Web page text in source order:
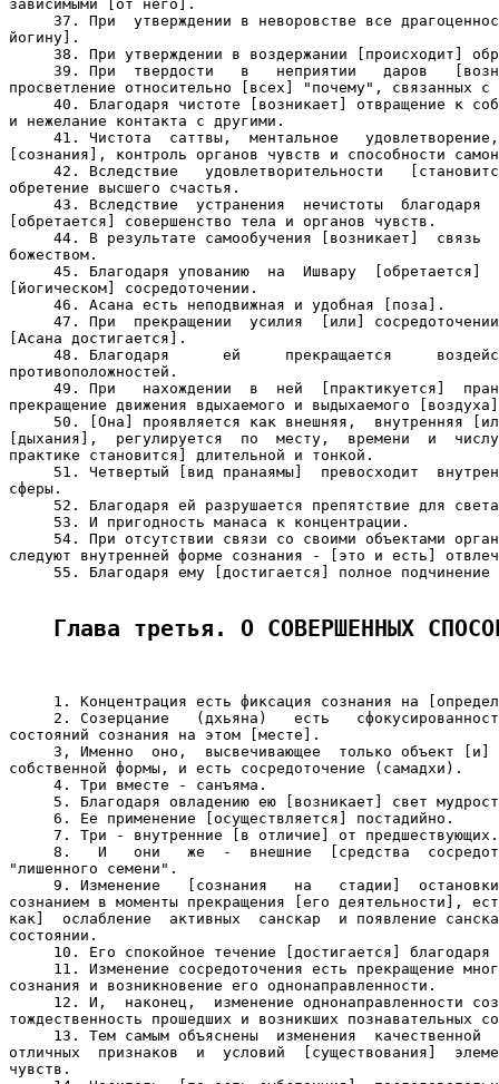
зависимыми [от него].
37. При  утверждении в неворовстве все
йогину].
38. При утверждении в воздержании [происходит]
39. При  твердости   в   неприятии   даров
просветление относительно [всех] "почему", связанных с
40. Благодаря чистоте [возникает] отвращение к
и нежелание контакта с другими.
41. Чистота  саттвы,  ментальное
[сознания], контроль органов чувств и способности
42. Вследствие   удовлетворительности
обретение высшего счастья.
43. Вследствие  устранения  нечистоты  благодаря
[обретается] совершенство тела и органов чувств.
44. В результате самообучения [возникает]  связь
божеством.
45. Благодаря упованию  на  Ишвару  [обретается]
[йогическом] сосредоточении.
     46. Асана есть неподвижная и удобная [поза].
47. При  прекращении  усилия  [или]
[Асана достигается].
48. Благодаря      ей     прекращается
противоположностей.
49. При   нахождении  в  ней  [практикуется]
прекращение движения вдыхаемого и выдыхаемого
50. [Она] проявляется как внешняя,  внутренняя
[дыхания],  регулируется  по  месту,  времени  и
практике становится] длительной и тонкой.
51. Четвертый [вид пранаямы]  превосходит
сферы.
52. Благодаря ей разрушается препятствие для
     53. И пригодность манаса к концентрации.
54. При отсутствии связи со своими объектами
следуют внутренней форме сознания - [это и есть]
55. Благодаря ему [достигается] полное подчинение
Глава третья. О СОВЕРШЕННЫХ
1. Концентрация есть фиксация сознания на
2. Созерцание   (дхьяна)   есть
состояний сознания на этом [месте].
3, Именно  оно,  высвечивающее  только объект [и]
собственной формы, и есть сосредоточение (самадхи).
     4. Три вместе - санъяма.
5. Благодаря овладению ею [возникает] свет
     6. Ее применение [осуществляется] постадийно.
     7. Три - внутренние [в отличие] от предшествующих.
8.   И   они   же  -  внешние  [средства
"лишенного семени".
9. Изменение   [сознания   на   стадии]
сознанием в моменты прекращения [его деятельности],
как]  ослабление  активных  санскар  и появление
состоянии.
10. Его спокойное течение [достигается] благодаря
11. Изменение сосредоточения есть прекращение
сознания и возникновение его однонаправленности.
12. И,  наконец,  изменение однонаправленности
тождественность прошедших и возникших познавательных
13. Тем самым объяснены  изменения  качественной
отличных  признаков  и  условий  [существования]
чувств.